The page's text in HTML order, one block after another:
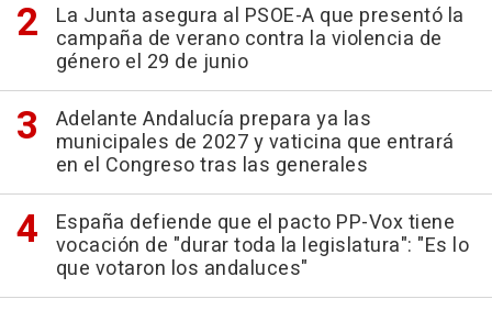
La Junta asegura al PSOE-A que presentó la
campaña de verano contra la violencia de
género el 29 de junio
Adelante Andalucía prepara ya las
municipales de 2027 y vaticina que entrará
en el Congreso tras las generales
España defiende que el pacto PP-Vox tiene
vocación de "durar toda la legislatura": "Es lo
que votaron los andaluces"